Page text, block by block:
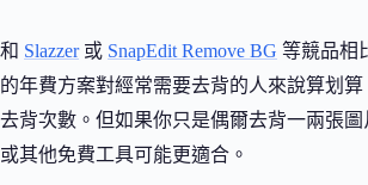
和 Slazzer或 SnapEdit Remove BG 等競品相
的年費方案對經常需要去背的人來說算划算
去背次數。但如果你只是偶爾去背一兩張圖
或其他免費工具可能更適合。